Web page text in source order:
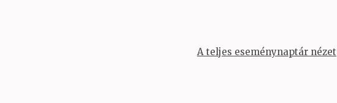
A teljes eseménynaptár nézet